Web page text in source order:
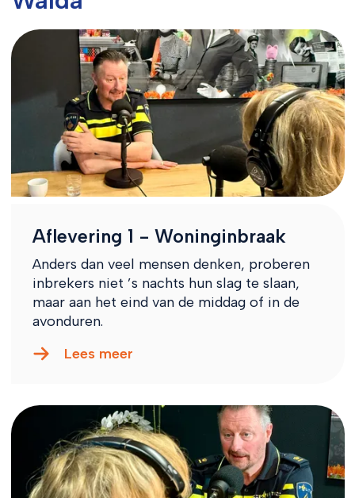
Aflevering 1 - Woninginbraak
Anders dan veel mensen denken, proberen
inbrekers niet ’s nachts hun slag te slaan,
maar aan het eind van de middag of in de
avonduren.
Lees meer